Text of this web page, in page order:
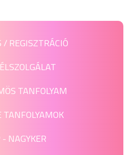
/ REGISZTRÁCIÓ
TANFOLYAM
NAGYKER